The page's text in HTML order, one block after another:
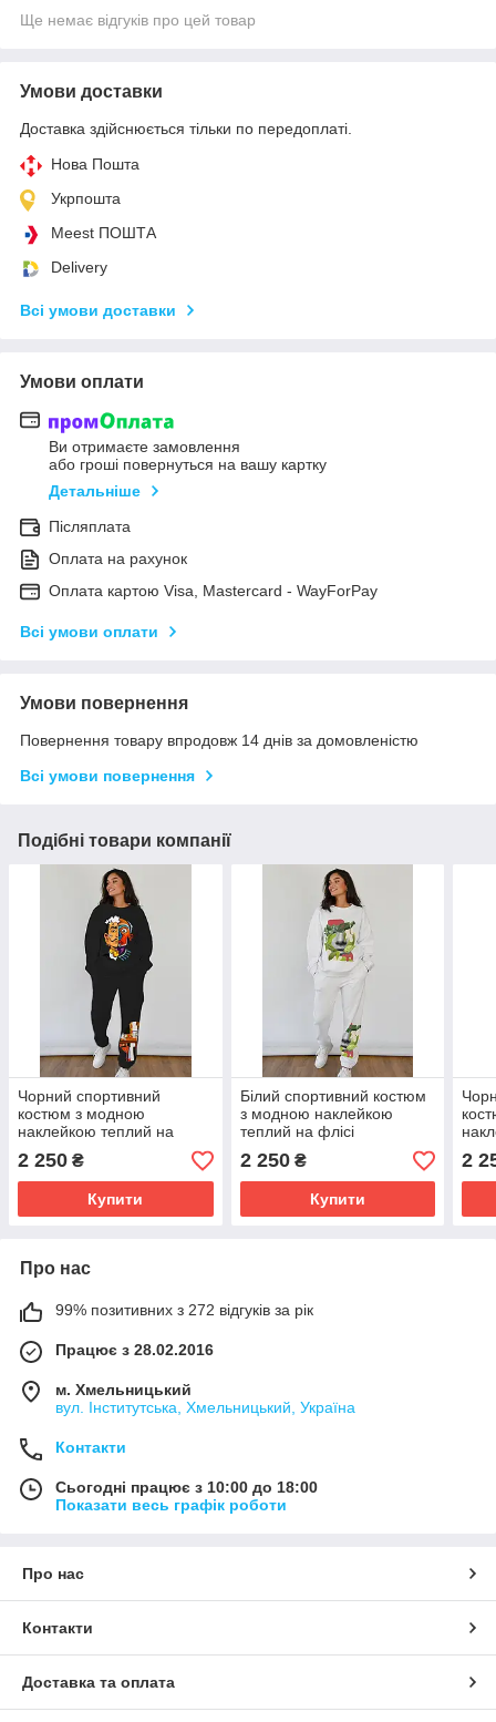
Ще немає відгуків про цей товар
Умови доставки
Доставка здійснюється тільки по передоплаті.
Нова Пошта
Укрпошта
Meest ПОШТА
Delivery
Всі умови доставки
Умови оплати
Ви отримаєте замовлення
або гроші повернуться на вашу картку
Детальніше
Післяплата
Оплата на рахунок
Оплата картою Visa, Mastercard - WayForPay
Всі умови оплати
Умови повернення
Повернення товару впродовж 14 днів за домовленістю
Всі умови повернення
Подібні товари компанії
Чорний спортивний
костюм з модною
наклейкою теплий на
2 250 ₴
Купити
Білий спортивний костюм
з модною наклейкою
теплий на флісі
2 250₴
Купити
2
Про нас
99% позитивних з 272 відгуків за рік
Працює з 28.02.2016
м. Хмельницький
вул. Інститутська, Хмельницький, Україна
Контакти
Сьогодні працює з 10:00 до 18:00
Показати весь графік роботи
Про нас
Контакти
Доставка та оплата